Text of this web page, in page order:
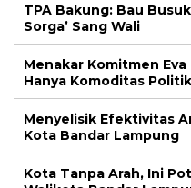
TPA Bakung: Bau
Sorga’ Sang Wali
Menakar Komitmen
Hanya Komoditas
Menyelisik Efektivitas
Kota Bandar Lampung
Kota Tanpa Arah, Ini